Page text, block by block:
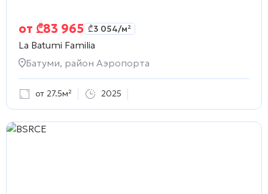
от ₾83 965 ₾3 054/м²
La Batumi Familia
Батуми, район Аэропорта
от 27.5м² 2025